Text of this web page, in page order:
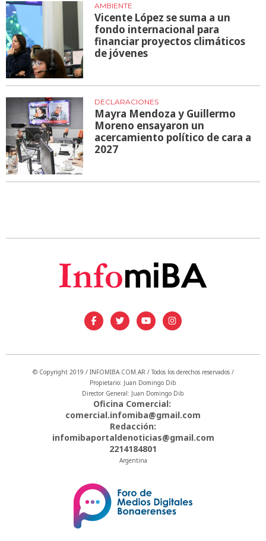
AMBIENTE
Vicente López se suma a un
fondo internacional para
financiar proyectos climáticos
de jóvenes
DECLARACIONES
Mayra Mendoza y Guillermo
Moreno ensayaron un
acercamiento político de cara a
2027
© Copyright 2019 / INFOMIBA.COM.AR / Todos los derechos reservados /
Propietario: Juan Domingo Dib
Director General: Juan Domingo Dib
Oficina Comercial:
comercial.infomiba@gmail.com
Redacción:
infomibaportaldenoticias@gmail.com
2214184801
Argentina